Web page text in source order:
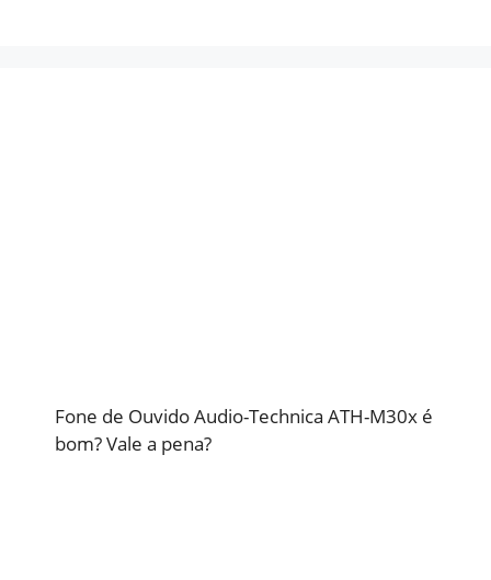
Fone de Ouvido Audio-Technica ATH-M30x é
bom? Vale a pena?